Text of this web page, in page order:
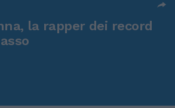
la rapper dei record